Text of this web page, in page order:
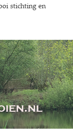
stichting en